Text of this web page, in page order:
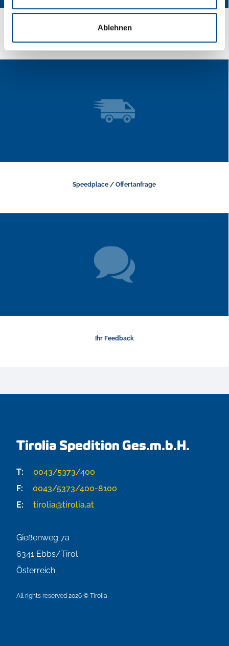
Ablehnen
Last-Minute-Transporte!
Speedplace / Offertanfrage
Ihr Feedback
Tirolia Spedition Ges.m.b.H.
T:
0043/5373/400
F:
0043/5373/400-8100
E:
tirolia@tirolia.at
Gießenweg 7a
6341 Ebbs/Tirol
Österreich
All rights reserved 2026 © Tirolia